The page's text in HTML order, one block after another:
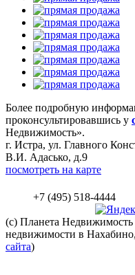
Более подробную
проконсультировавшись у
Недвижимость».
г. Истра, ул. Главного
В.И. Адасько, д.9
посмотреть на карте
+7 (495) 518-4444
(c) Планета Недвижимость
недвижимости в
сайта)